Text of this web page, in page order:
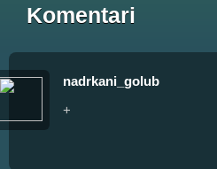
Komentari
nadrkani_golub
+